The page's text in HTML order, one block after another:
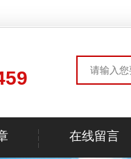
在线留言